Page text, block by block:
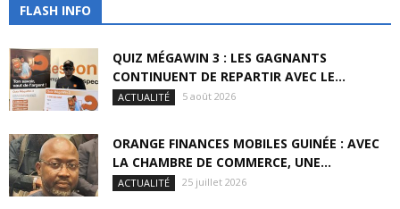
FLASH INFO
QUIZ MÉGAWIN 3 : LES GAGNANTS
CONTINUENT DE REPARTIR AVEC LE...
ACTUALITÉ 5 août 2026
ORANGE FINANCES MOBILES GUINÉE : AVEC
LA CHAMBRE DE COMMERCE, UNE...
ACTUALITÉ 25 juillet 2026